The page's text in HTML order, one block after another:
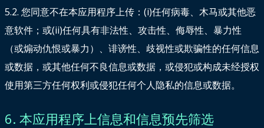
5.2. 您同意不在本应用程序上传：(i)任何病毒、木马或其他恶
意软件；或(ii)任何具有非法性、攻击性、侮辱性、暴力性
（或煽动仇恨或暴力）、诽谤性、歧视性或欺骗性的任何信息
或数据，或其他任何不良信息或数据，或侵犯或构成未经授权
使用第三方任何权利或侵犯任何个人隐私的信息或数据。
6. 本应用程序上信息和信息预先筛选